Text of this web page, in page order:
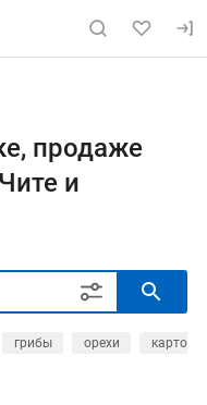
продаже
и
грибы орехи